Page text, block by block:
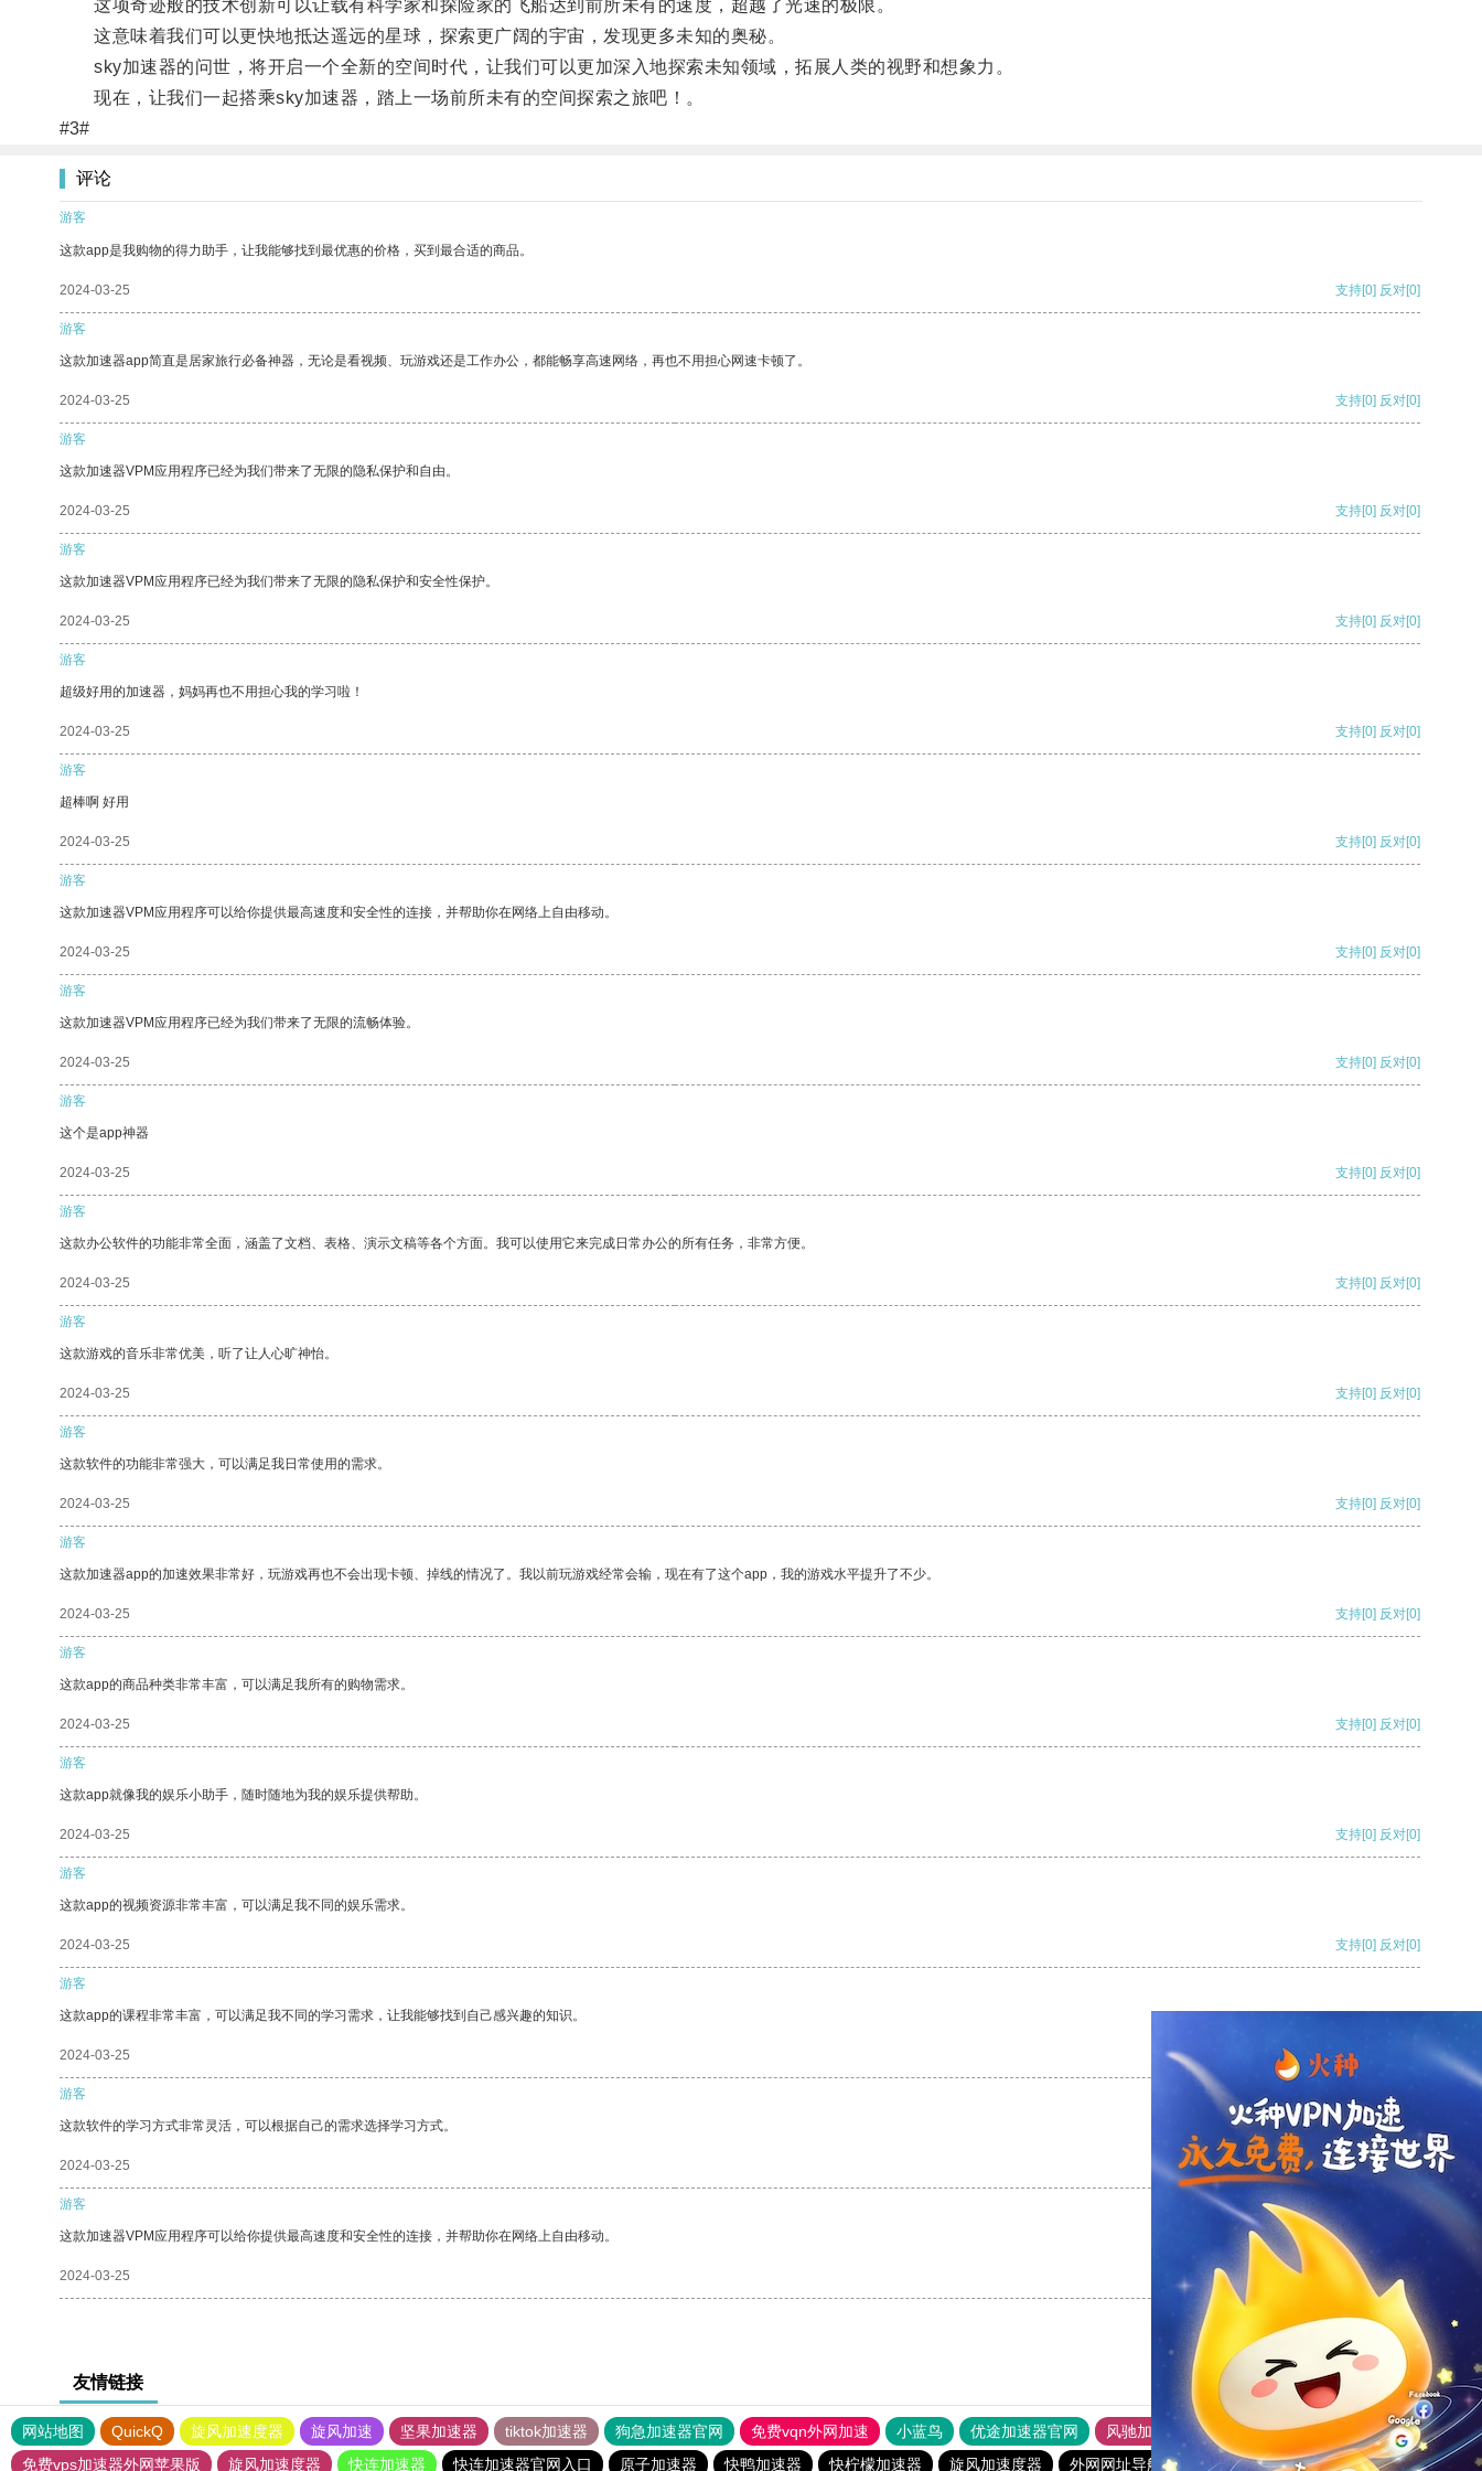
这项奇迹般的技术创新可以让载有科学家和探险家的飞船达到前所未有的速度，超越了光速的极限。
这意味着我们可以更快地抵达遥远的星球，探索更广阔的宇宙，发现更多未知的奥秘。
sky加速器的问世，将开启一个全新的空间时代，让我们可以更加深入地探索未知领域，拓展人类的视野和想象力。
现在，让我们一起搭乘sky加速器，踏上一场前所未有的空间探索之旅吧！。
#3#
评论
游客
这款app是我购物的得力助手，让我能够找到最优惠的价格，买到最合适的商品。
2024-03-25 支持[0] 反对[0]
游客
这款加速器app简直是居家旅行必备神器，无论是看视频、玩游戏还是工作办公，都能畅享高速网络，再也不用担心网速卡顿了。
2024-03-25 支持[0] 反对[0]
游客
这款加速器VPM应用程序已经为我们带来了无限的隐私保护和自由。
2024-03-25 支持[0] 反对[0]
游客
这款加速器VPM应用程序已经为我们带来了无限的隐私保护和安全性保护。
2024-03-25 支持[0] 反对[0]
游客
超级好用的加速器，妈妈再也不用担心我的学习啦！
2024-03-25 支持[0] 反对[0]
游客
超棒啊 好用
2024-03-25 支持[0] 反对[0]
游客
这款加速器VPM应用程序可以给你提供最高速度和安全性的连接，并帮助你在网络上自由移动。
2024-03-25 支持[0] 反对[0]
游客
这款加速器VPM应用程序已经为我们带来了无限的流畅体验。
2024-03-25 支持[0] 反对[0]
游客
这个是app神器
2024-03-25 支持[0] 反对[0]
游客
这款办公软件的功能非常全面，涵盖了文档、表格、演示文稿等各个方面。我可以使用它来完成日常办公的所有任务，非常方便。
2024-03-25 支持[0] 反对[0]
游客
这款游戏的音乐非常优美，听了让人心旷神怡。
2024-03-25 支持[0] 反对[0]
游客
这款软件的功能非常强大，可以满足我日常使用的需求。
2024-03-25 支持[0] 反对[0]
游客
这款加速器app的加速效果非常好，玩游戏再也不会出现卡顿、掉线的情况了。我以前玩游戏经常会输，现在有了这个app，我的游戏水平提升了不少。
2024-03-25 支持[0] 反对[0]
游客
这款app的商品种类非常丰富，可以满足我所有的购物需求。
2024-03-25 支持[0] 反对[0]
游客
这款app就像我的娱乐小助手，随时随地为我的娱乐提供帮助。
2024-03-25 支持[0] 反对[0]
游客
这款app的视频资源非常丰富，可以满足我不同的娱乐需求。
2024-03-25 支持[0] 反对[0]
游客
这款app的课程非常丰富，可以满足我不同的学习需求，让我能够找到自己感兴趣的知识。
2024-03-25 支持
游客
这款软件的学习方式非常灵活，可以根据自己的需求选择学习方式。
2024-03-25 支持[0] 反对[0]
游客
这款加速器VPM应用程序可以给你提供最高速度和安全性的连接，并帮助你在网络上自由移动。
2024-03-25 支持[0] 反对[0]
友情链接
网站地图 QuickQ 旋风加速度器 旋风加速 坚果加速器 tiktok加速器 狗急加速器官网 免费vqn外网加速 小蓝鸟 优途加速器官网 风驰加速器
旋风加速器
免费vps加速器外网苹果版
旋风加速度器 快连加速器 快连加速器官网入口 原子加速器 快鸭加速器 快柠檬加速器 旋风加速度器 外网网址导航 软件中心 银河加速器